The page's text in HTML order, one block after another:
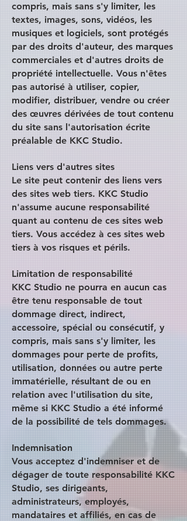
compris, mais sans s'y limiter, les
textes, images, sons, vidéos, les
musiques et logiciels, sont protégés
par des droits d'auteur, des marques
commerciales et d'autres droits de
propriété intellectuelle. Vous n'êtes
pas autorisé à utiliser, copier,
modifier, distribuer, vendre ou créer
des œuvres dérivées de tout contenu
du site sans l'autorisation écrite
préalable de KKC Studio.
Liens vers d'autres sites
Le site peut contenir des liens vers
des sites web tiers. KKC Studio
n'assume aucune responsabilité
quant au contenu de ces sites web
tiers. Vous accédez à ces sites web
tiers à vos risques et périls.
Limitation de responsabilité
KKC Studio ne pourra en aucun cas
être tenu responsable de tout
dommage direct, indirect,
accessoire, spécial ou consécutif, y
compris, mais sans s'y limiter, les
dommages pour perte de profits,
utilisation, données ou autre perte
immatérielle, résultant de ou en
relation avec l'utilisation du site,
même si KKC Studio a été informé
de la possibilité de tels dommages.
Indemnisation
Vous acceptez d'indemniser et de
dégager de toute responsabilité KKC
Studio, ses dirigeants,
administrateurs, employés,
mandataires et affiliés, en cas de